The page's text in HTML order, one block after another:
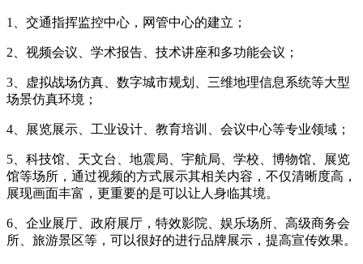
1、交通指挥监控中心，网管中心的建立；
2、视频会议、学术报告、技术讲座和多功能会议；
3、虚拟战场仿真、数字城市规划、三维地理信息系统等大型
场景仿真环境；
4、展览展示、工业设计、教育培训、会议中心等专业领域；
5、科技馆、天文台、地震局、宇航局、学校、博物馆、展览
馆等场所，通过视频的方式展示其相关内容，不仅清晰度高，
展现画面丰富，更重要的是可以让人身临其境。
6、企业展厅、政府展厅，特效影院、娱乐场所、高级商务会
所、旅游景区等，可以很好的进行品牌展示，提高宣传效果。